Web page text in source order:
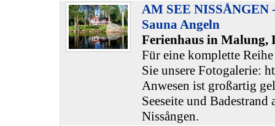
AM SEE NISSÅNGEN
Sauna Angeln
Ferienhaus in Malung,
Für eine komplette
Sie unsere Fotogalerie:
Anwesen ist großartig
Seeseite und Badestrand
Nissången.